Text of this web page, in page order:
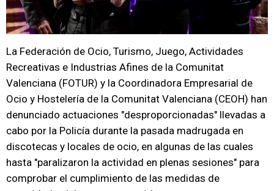
La Federación de Ocio, Turismo, Juego, Actividades
Recreativas e Industrias Afines de la Comunitat
Valenciana (FOTUR) y la Coordinadora Empresarial de
Ocio y Hostelería de la Comunitat Valenciana (CEOH) han
denunciado actuaciones "desproporcionadas" llevadas a
cabo por la Policía durante la pasada madrugada en
discotecas y locales de ocio, en algunas de las cuales
hasta "paralizaron la actividad en plenas sesiones" para
comprobar el cumplimiento de las medidas de